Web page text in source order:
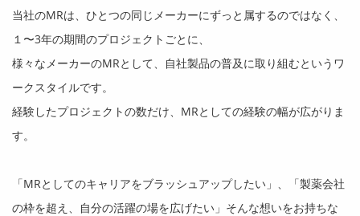
当社のMRは、ひとつの同じメーカーにずっと属するのではなく、
１〜3年の期間のプロジェクトごとに、
様々なメーカーのMRとして、自社製品の普及に取り組むというワ
ークスタイルです。
経験したプロジェクトの数だけ、 MRとしての経験の幅が広がりま
す。
「MRとしてのキャリアをブラッシュアップしたい」、「製薬会社
の枠を超え、自分の活躍の場を広げたい」そんな想いをお持ちな